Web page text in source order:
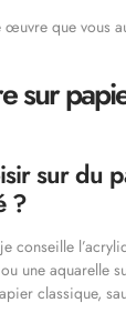
que vous
sur
sur du
?
conseille
une aquarelle
classique,